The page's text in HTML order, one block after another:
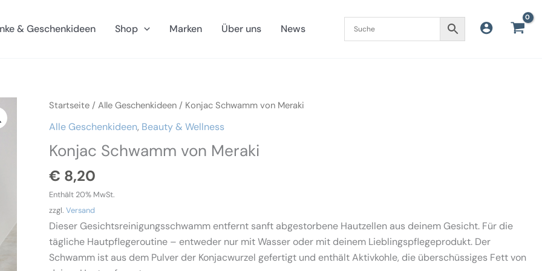
& Geschenkideen Shop Marken Über uns News
Startseite/ Alle Geschenkideen/ Konjac Schwamm von Meraki
Alle Geschenkideen, Beauty & Wellness
Konjac Schwamm von Meraki
€ 8,20
Enthält 20% MwSt.
zzgl. Versand
Dieser Gesichtsreinigungsschwamm entfernt sanft abgestorbene Hautzellen aus deinem Gesicht. Für die
tägliche Hautpflegeroutine – entweder nur mit Wasser oder mit deinem Lieblingspflegeprodukt. Der
Schwamm ist aus dem Pulver der Konjacwurzel gefertigt und enthält Aktivkohle, die überschüssiges Fett von